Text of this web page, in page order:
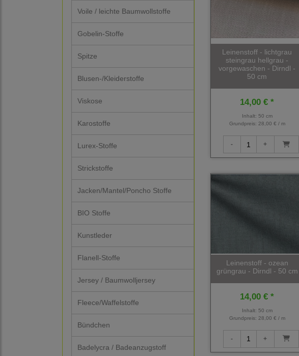
Voile / leichte Baumwollstoffe
Gobelin-Stoffe
Spitze
Blusen-/Kleiderstoffe
Viskose
Karostoffe
Lurex-Stoffe
Strickstoffe
Jacken/Mantel/Poncho Stoffe
BIO Stoffe
Kunstleder
Flanell-Stoffe
Jersey / Baumwolljersey
Fleece/Waffelstoffe
Bündchen
Badelycra / Badeanzugstoff
Leinenstoff - lichtgrau
steingrau hellgrau -
vorgewaschen - Dirndl -
50 cm
14,00 € *
Inhalt: 50 cm
Grundpreis: 28,00 € / m
Leinenstoff - ozean
grüngrau - Dirndl - 50 cm
14,00 € *
Inhalt: 50 cm
Grundpreis: 28,00 € / m